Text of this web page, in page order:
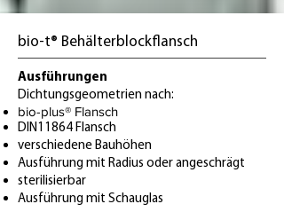
bio-t® Behälterblockflansch
Ausführungen
Dichtungsgeometrien nach:
bio-plus® Flansch
DIN11864 Flansch
verschiedene Bauhöhen
Ausführung mit Radius oder angeschrägt
sterilisierbar
Ausführung mit Schauglas